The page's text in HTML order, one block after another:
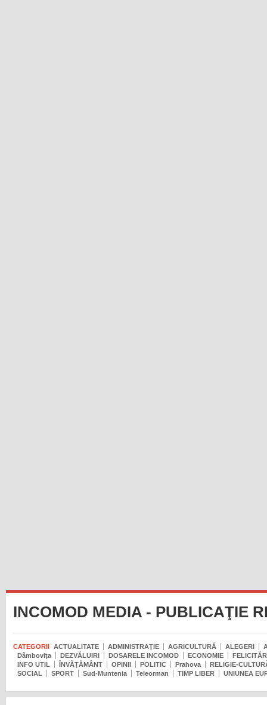
INCOMOD MEDIA - PUBLICAŢIE
CATEGORII ACTUALITATE ADMINISTRAŢIE AGRICULTURĂ ALEGERI
Dâmboviţa
DEZVĂLUIRI DOSARELE INCOMOD ECONOMIE
INFO UTIL
ÎNVĂŢĂMÂNT OPINII POLITIC Prahova
RELIGIE-
SOCIAL
SPORT Sud-Muntenia Teleorman TIMP LIBER UNIUNEA